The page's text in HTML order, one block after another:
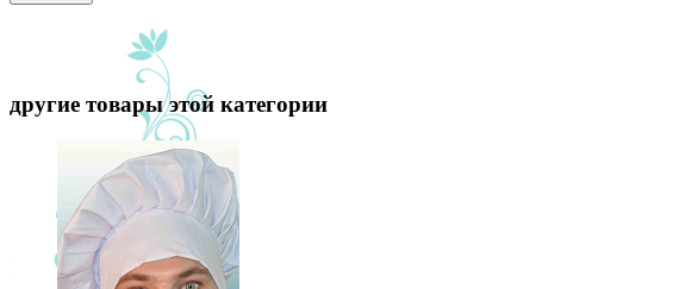
другие товары этой категории